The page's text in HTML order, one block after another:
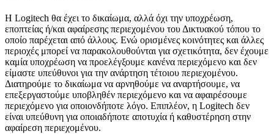
Η Logitech θα έχει το δικαίωμα, αλλά όχι την υποχρέωση,
εποπτείας ή/και αφαίρεσης περιεχομένου του Δικτυακού τόπου το
οποίο παρέχεται από άλλους. Ενώ ορισμένες κοινότητες και άλλες
περιοχές μπορεί να παρακολουθούνται για σχετικότητα, δεν έχουμε
καμία υποχρέωση να προελέγξουμε κανένα περιεχόμενο και δεν
είμαστε υπεύθυνοι για την ανάρτηση τέτοιου περιεχομένου.
Διατηρούμε το δικαίωμα να αρνηθούμε να αναρτήσουμε, να
επεξεργαστούμε υποβληθέν περιεχόμενο και να αφαιρέσουμε
περιεχόμενο για οποιονδήποτε λόγο. Επιπλέον, η Logitech δεν
είναι υπεύθυνη για οποιαδήποτε αποτυχία ή καθυστέρηση στην
αφαίρεση περιεχομένου.